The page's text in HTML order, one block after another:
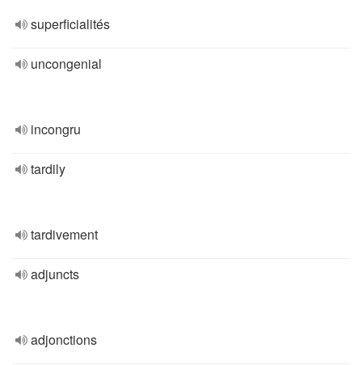
superficialités
uncongenial
incongru
tardily
tardivement
adjuncts
adjonctions